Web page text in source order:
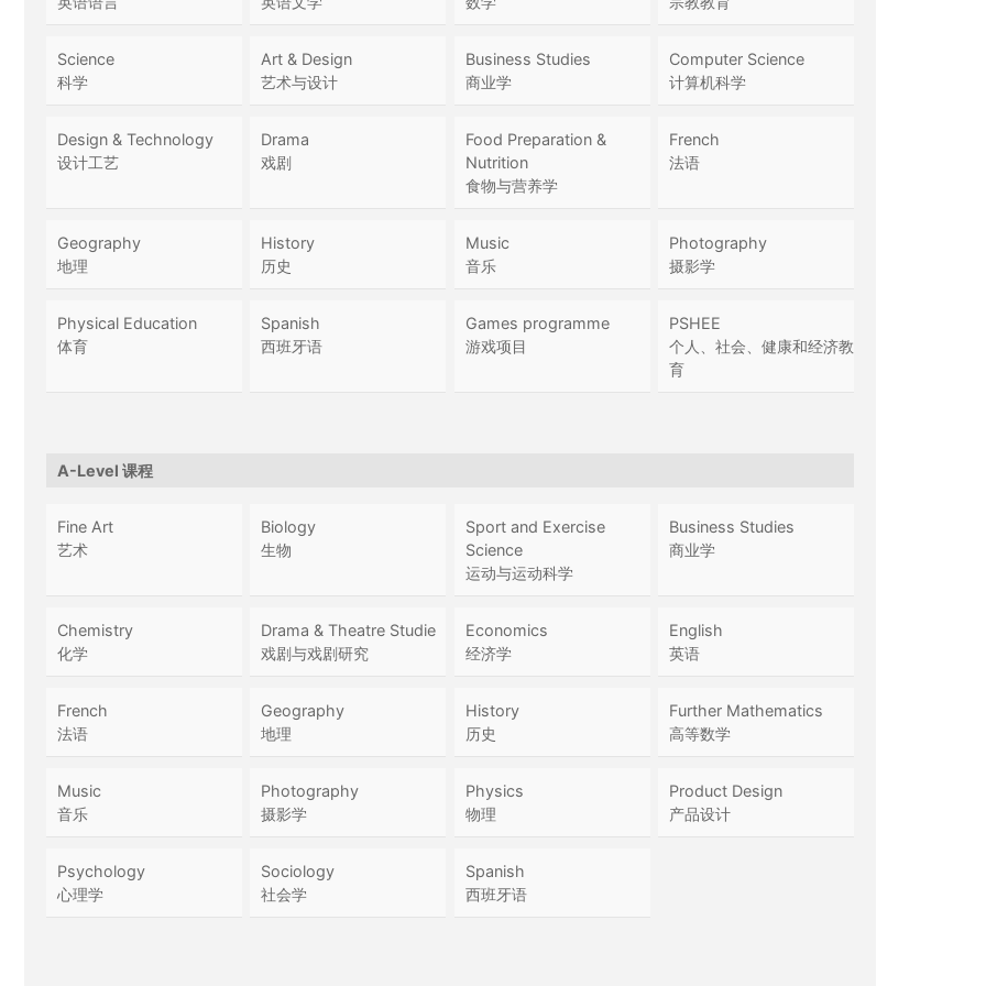
Science
科学
Art & Design
艺术与设计
Business Studies
商业学
Computer Science
计算机科学
Design & Technology
设计工艺
Drama
戏剧
Food Preparation &
Nutrition
食物与营养学
French
法语
Geography
地理
History
历史
Music
音乐
Photography
摄影学
Physical Education
体育
Spanish
西班牙语
Games programme
游戏项目
PSHEE
个人、社会、健康和经济教
育
A-Level 课程
Fine Art
艺术
Biology
生物
Sport and Exercise
Science
运动与运动科学
Business Studies
商业学
Chemistry
化学
Drama & Theatre Studie
戏剧与戏剧研究
Economics
经济学
English
英语
French
法语
Geography
地理
History
历史
Further Mathematics
高等数学
Music
音乐
Photography
摄影学
Physics
物理
Product Design
产品设计
Psychology
心理学
Sociology
社会学
Spanish
西班牙语